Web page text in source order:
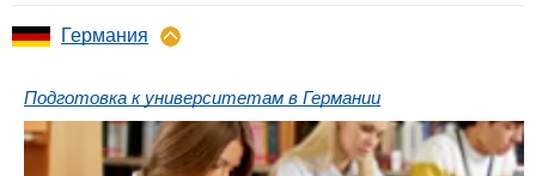
Германия
Подготовка к университетам в Германии